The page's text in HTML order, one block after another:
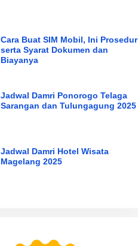
Cara Buat SIM Mobil, Ini Prosedur
serta Syarat Dokumen dan
Biayanya
Jadwal Damri Ponorogo Telaga
Sarangan dan Tulungagung 2025
Jadwal Damri Hotel Wisata
Magelang 2025